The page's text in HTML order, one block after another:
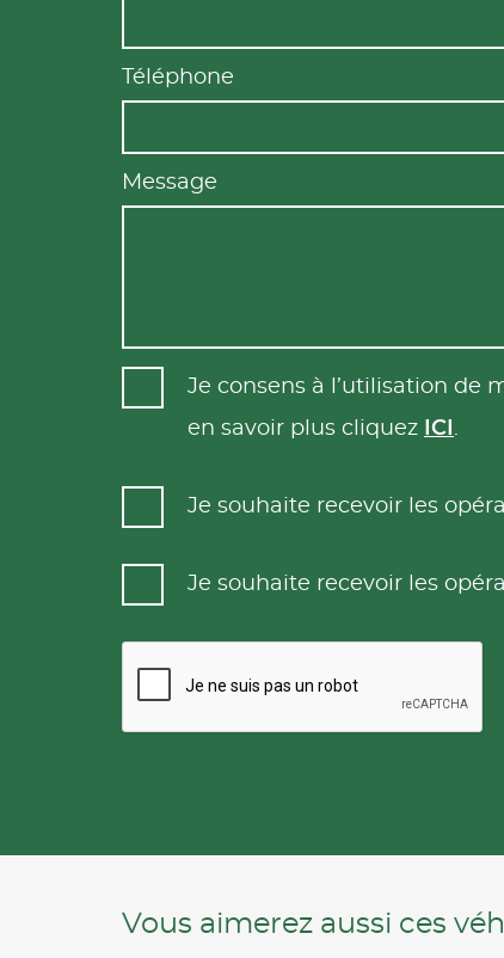
Téléphone
Message
Je consens à l’utilisation de
en savoir plus cliquez
ICI .
Je souhaite recevoir les
Je souhaite recevoir les
Vous aimerez aussi ces